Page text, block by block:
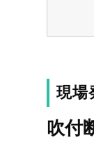
現場
吹付